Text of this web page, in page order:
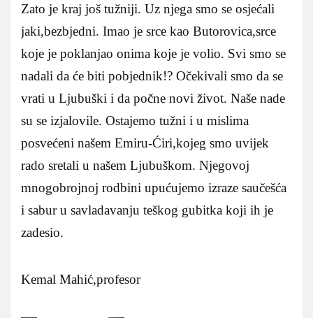
Zato je kraj još tužniji. Uz njega smo se osjećali
jaki,bezbjedni. Imao je srce kao Butorovica,srce
koje je poklanjao onima koje je volio. Svi smo se
nadali da će biti pobjednik!? Očekivali smo da se
vrati u Ljubuški i da počne novi život. Naše nade
su se izjalovile. Ostajemo tužni i u mislima
posvećeni našem Emiru-Ćiri,kojeg smo uvijek
rado sretali u našem Ljubuškom. Njegovoj
mnogobrojnoj rodbini upućujemo izraze saučešća
i sabur u savladavanju teškog gubitka koji ih je
zadesio.
Kemal Mahić,profesor